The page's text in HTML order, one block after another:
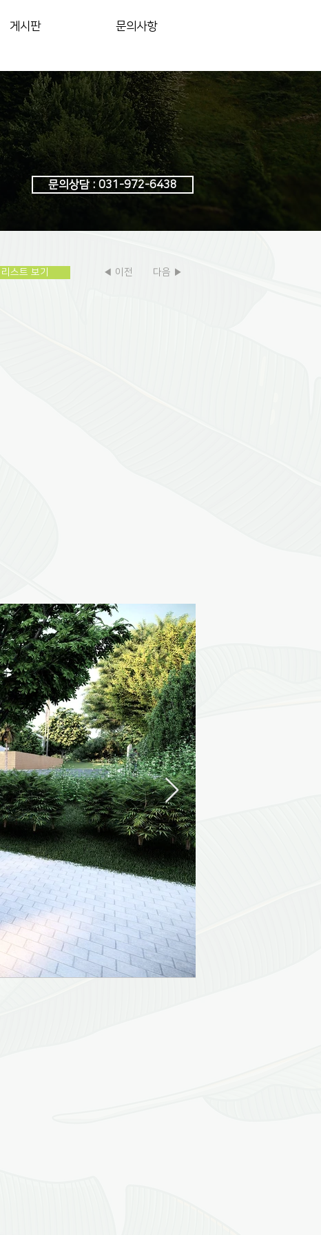
게시판 문의사항
문의상담 : 031-972-6438
리스트 보기 ◀ 이전 다음 ▶